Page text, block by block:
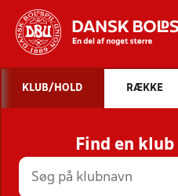
STILLINGER,
KLUB/HOLD RÆKKE
Find en